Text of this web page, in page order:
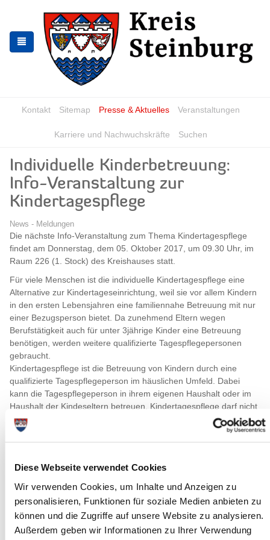
Diese Webseite verwendet Cookies
Wir verwenden Cookies, um Inhalte und Anzeigen zu
personalisieren, Funktionen für soziale Medien anbieten zu
können und die Zugriffe auf unsere Website zu analysieren.
Außerdem geben wir Informationen zu Ihrer Verwendung
springen
springen
Kontakt Sitemap Presse & Aktuelles Veranstaltungen
Karriere und Nachwuchskräfte Suchen
Individuelle Kinderbetreuung:
Info-Veranstaltung zur
Kindertagespflege
News - Meldungen
Die nächste Info-Veranstaltung zum Thema Kindertagespflege
findet am Donnerstag, dem 05. Oktober 2017, um 09.30 Uhr, im
Raum 226 (1. Stock) des Kreishauses statt.
Für viele Menschen ist die individuelle Kindertagespflege eine
Alternative zur Kindertageseinrichtung, weil sie vor allem Kindern
in den ersten Lebensjahren eine familiennahe Betreuung mit nur
einer Bezugsperson bietet. Da zunehmend Eltern wegen
Berufstätigkeit auch für unter 3jährige Kinder eine Betreuung
benötigen, werden weitere qualifizierte Tagespflegepersonen
gebraucht.
Kindertagespflege ist die Betreuung von Kindern durch eine
qualifizierte Tagespflegeperson im häuslichen Umfeld. Dabei
kann die Tagespflegeperson in ihrem eigenen Haushalt oder im
Haushalt der Kindeseltern betreuen. Kindertagespflege darf nicht
mit einer Haushaltshilfe oder Babysittern verwechselt werden,
weil sich die Tätigkeit von Tagesmüttern und –vätern auf den
Bereich der Bildung, Erziehung und regelmäßigen Betreuung von
Kindertagespflege ist ein sehr flexibles Betreuungsangebot für
Kinder zwischen 0-14 Jahren, das sich den Bedürfnissen der
Eltern weitestgehend anpasst. Auch wenn die Eltern wechselnde
Betreuungszeiten be-nötigen oder ihr Kind nicht täglich bzw.
regelmäßig in eine Betreuung geben, bietet sich eine flexible
Kindertagespflege an. Eine Tagespflegeperson kann bis zu fünf